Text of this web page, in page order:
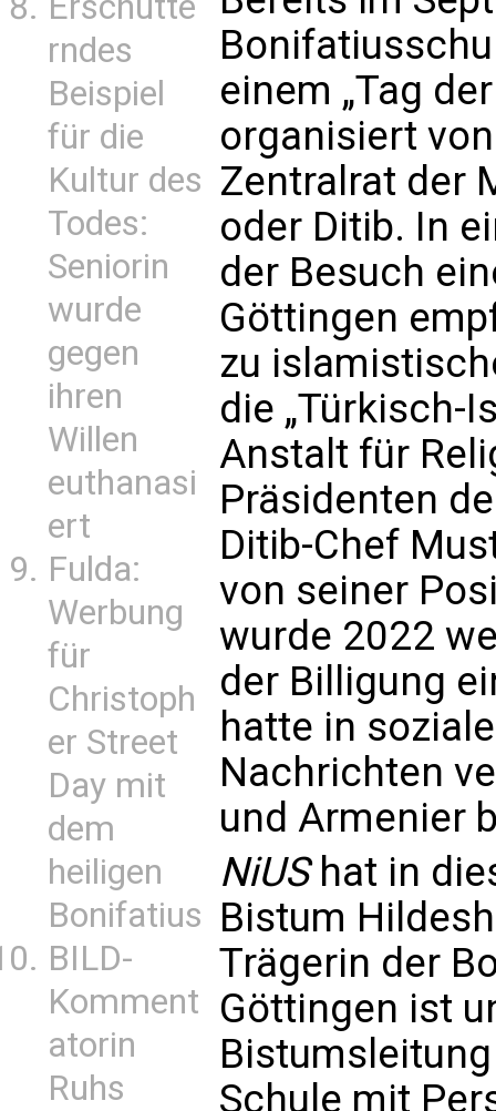
rndes
Beispiel
für die
Kultur des
Todes:
Seniorin
wurde
gegen
ihren
Willen
euthanasi
ert
Fulda:
Werbung
für
Christoph
er Street
Day mit
dem
heiligen
Bonifatius
BILD-
Komment
atorin
Ruhs
einem „Tag
organisiert
Zentralrat der
oder Ditib. In
der Besuch
Göttingen
zu
die „Türkisch-
Anstalt für
Präsidenten
Ditib-Chef
von seiner
wurde 2022
der Billigung
hatte in
Nachrichten
und Armenier
NiUShat in
Bistum
Trägerin der
Göttingen ist
Schule mit